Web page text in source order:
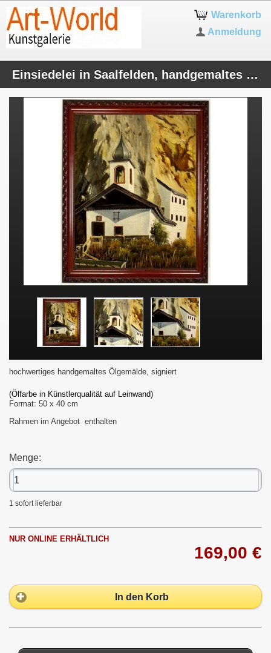
Warenkorb
Anmeldung
Einsiedelei in Saalfelden, handgemaltes Ölbild in 50x40cm
hochwertiges handgemaltes Ölgemälde, signiert
(Ölfarbe in Künstlerqualität auf Leinwand)
Format: 50 x 40 cm
Rahmen im Angebot enthalten
Menge:
1 sofort lieferbar
NUR ONLINE ERHÄLTLICH
169,00 €
In den Korb